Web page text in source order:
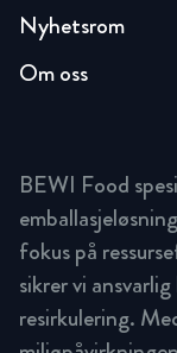
Nyhetsrom
Om oss
BEWI Food
fokus på
sikrer vi
resirkulering.